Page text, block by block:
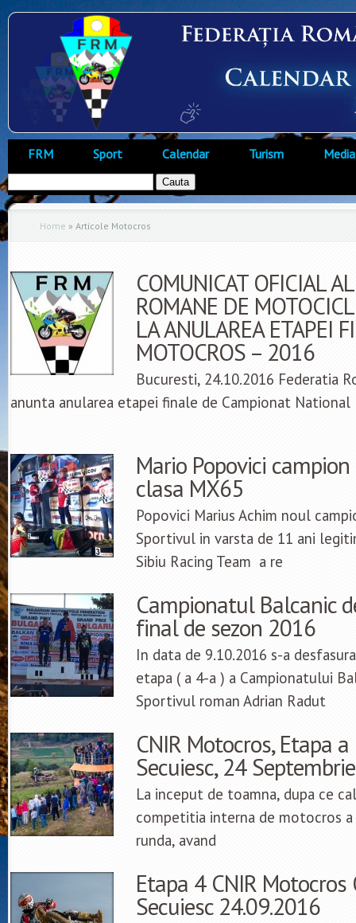
FRM Sport Calendar Turism Media
Home » Articole Motocros
COMUNICAT OFICIAL
ROMANE DE
LA ANULAREA ETAPEI
MOTOCROS – 2016
Bucuresti, 24.10.2016 Federatia
anunta anularea etapei finale de Campionat
Mario Popovici
clasa MX65
Popovici Marius Achim noul
Sportivul in varsta de 11 ani
Sibiu Racing Team a re
Campionatul Balcanic
final de sezon 2016
In data de 9.10.2016 s-a
etapa ( a 4-a ) a Campionatului
Sportivul roman Adrian Radut
CNIR Motocros, Etapa
Secuiesc, 24
La inceput de toamna, dupa ce
competitia interna de motocros
runda, avand
Etapa 4 CNIR
Secuiesc 24.09.2016